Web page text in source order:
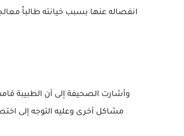
انفصاله عنها بسبب خيانته طالباً
وأشارت الصحيفة إلى أن الطبيبة
مشاكل أخرى وعليه التوجه إلى